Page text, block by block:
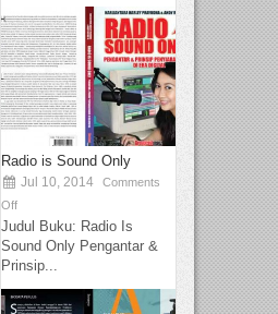
Radio is Sound Only
Jul 10, 2014
Comments
Off
Judul Buku: Radio Is
Sound Only Pengantar &
Prinsip...